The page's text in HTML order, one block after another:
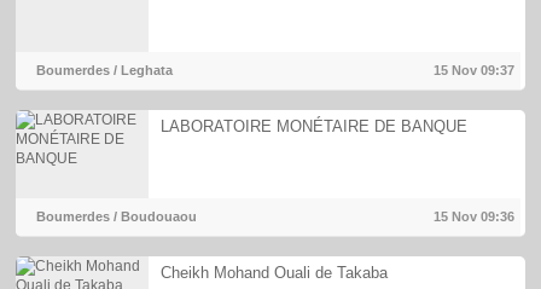
Boumerdes / Leghata 15 Nov09:37
LABORATOIRE MONÉTAIRE DE BANQUE
Boumerdes / Boudouaou 15 Nov09:36
Cheikh Mohand Ouali de Takaba